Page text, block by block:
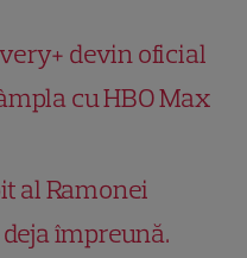
devin oficial
cu HBO Max
al Ramonei
împreună.